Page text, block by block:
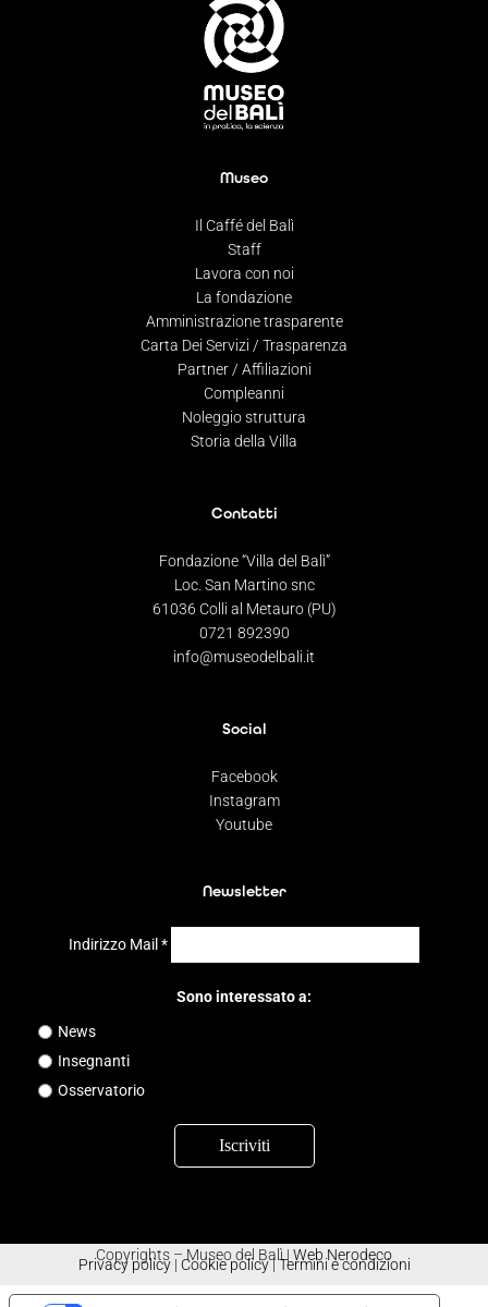
Museo
Il Caffé del Balì
Staff
Lavora con noi
La fondazione
Amministrazione trasparente
Carta Dei Servizi / Trasparenza
Partner / Affiliazioni
Compleanni
Noleggio struttura
Storia della Villa
Contatti
Fondazione “Villa del Balì”
Loc. San Martino snc
61036 Colli al Metauro (PU)
0721 892390
info@museodelbali.it
Social
Facebook
Instagram
Youtube
Newsletter
Indirizzo Mail *
Sono interessato a:
News
Insegnanti
Osservatorio
Copyrights – Museo del Balì | Web Nerodeco
Privacy policy| Cookie policy|Termini e condizioni